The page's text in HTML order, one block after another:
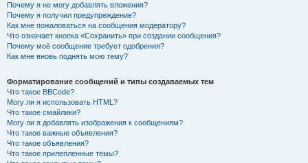
Почему я не могу добавлять вложения?
Почему я получил предупреждение?
Как мне пожаловаться на сообщения модератору?
Что означает кнопка «Сохранить» при создании сообщения?
Почему моё сообщение требует одобрения?
Как мне вновь поднять мою тему?
Форматирование сообщений и типы создаваемых тем
Что такое BBCode?
Могу ли я использовать HTML?
Что такое смайлики?
Могу ли я добавлять изображения к сообщениям?
Что такое важные объявления?
Что такое объявления?
Что такое прилепленные темы?